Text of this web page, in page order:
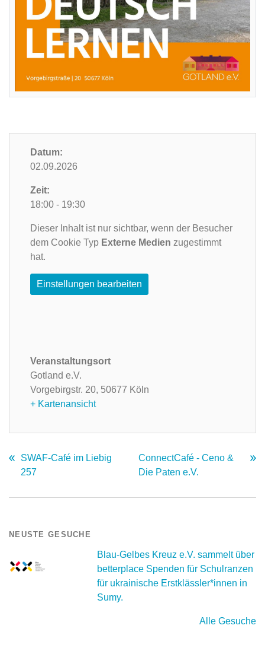
Datum:
02.09.2026
Zeit:
18:00 - 19:30
Dieser Inhalt ist nur sichtbar, wenn der Besucher
dem Cookie Typ Externe Medien zugestimmt
hat.
Einstellungen bearbeiten
Veranstaltungsort
Gotland e.V.
Vorgebirgstr. 20, 50677 Köln
+ Kartenansicht
SWAF-Café im Liebig
257
ConnectCafé - Ceno &
Die Paten e.V.
NEUSTE GESUCHE
Blau-Gelbes Kreuz e.V. sammelt über
betterplace Spenden für Schulranzen
für ukrainische Erstklässler*innen in
Sumy.
Alle Gesuche